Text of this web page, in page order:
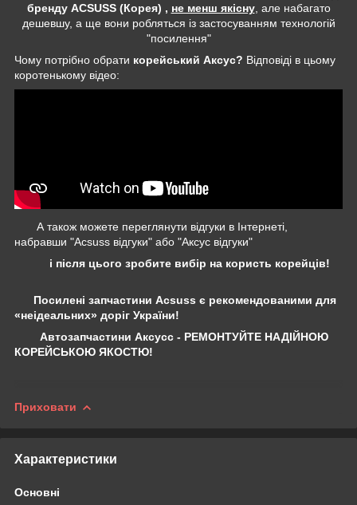
бренду ACSUSS (Корея) , не менш якісну, але набагато
дешевшу, а ще вони робляться із застосуванням технологій
"посилення"
Чому потрібно обрати корейський Аксус? Відповіді в цьому
коротенькому відео:
А також можете переглянути відгуки в Інтернеті,
набравши "Acsuss відгуки" або "Аксус відгуки"
і після цього зробите вибір на користь корейців!
Посилені запчастини Acsuss є рекомендованими для
«неідеальних» доріг України!
Автозапчастини Аксусс - РЕМОНТУЙТЕ НАДІЙНОЮ
КОРЕЙСЬКОЮ ЯКОСТЮ!
Приховати
Характеристики
Основні